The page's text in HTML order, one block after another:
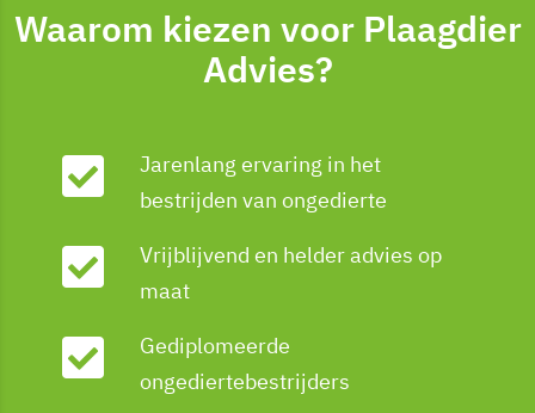
Waarom kiezen voor Plaagdier
Advies?
Jarenlang ervaring in het
bestrijden van ongedierte
Vrijblijvend en helder advies op
maat
Gediplomeerde
ongediertebestrijders